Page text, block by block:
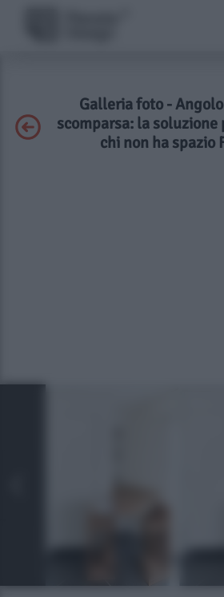
Galleria foto -
scomparsa: la
chi non ha spazio